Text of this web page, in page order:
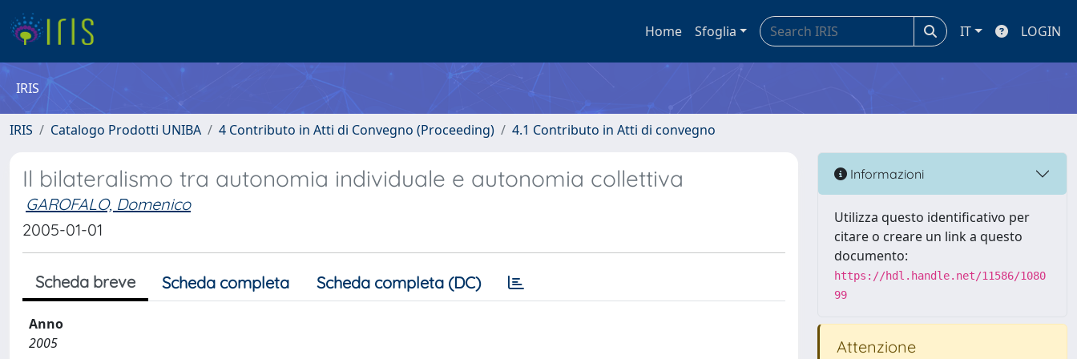
Home Sfoglia IT LOGIN
IRIS
IRIS Catalogo Prodotti UNIBA 4 Contributo in Atti di Convegno (Proceeding) 4.1 Contributo in Atti di convegno
Il bilateralismo tra autonomia individuale e autonomia collettiva
GAROFALO, Domenico
2005-01-01
Scheda breve Scheda completa Scheda completa (DC)
Anno
2005
Informazioni
Utilizza questo identificativo per
citare o creare un link a questo
documento:
https://hdl.handle.net/11586/1080
99
Attenzione